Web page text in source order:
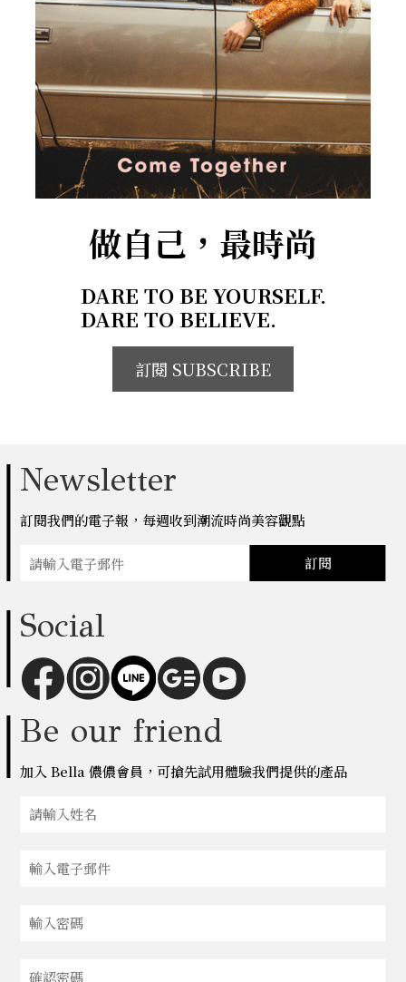
做自己，最時尚
DARE TO BE YOURSELF.
DARE TO BELIEVE.
訂閱 SUBSCRIBE
Newsletter
訂閱我們的電子報，每週收到潮流時尚美容觀點
訂閱
Social
Be our friend
加入 Bella 儂儂會員，可搶先試用體驗我們提供的產品